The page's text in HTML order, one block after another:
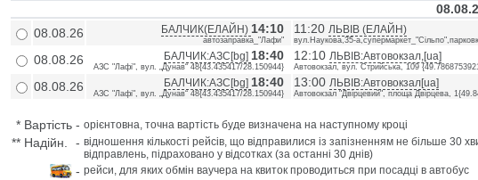
08.08.26
БАЛЧИК(ЕЛАЙН) 14:10
автозаправка_"Лафи"
11:20 ЛЬВІВ (ЕЛАЙН)
вул.Наукова,35-
08.08.26 БАЛЧИК:АЗС[bg] 18:40
АЗС "Лафі", вул. „Дунав“ 48{43.435417/28.150944}
12:10 ЛЬВІВ:Автовокзал,[ua]
Автовокзал, вул. Стрийська, 109
08.08.26 БАЛЧИК:АЗС[bg] 18:40
АЗС "Лафі", вул. „Дунав“ 48{43.435417/28.150944}
13:00 ЛЬВІВ:Автовокзал[ua]
Автовокзал "Двірцевий", площа Двірцева,
* Вартість - орієнтовна, точна вартість буде визначена на наступному кроці
** Надійн. - відношення кількості рейсів, що відправилися із запізненням не більше 30
відправлень, підраховано у відсотках (за останні 30 днів)
- рейси, для яких обмін ваучера на квиток проводиться при посадці в автобус